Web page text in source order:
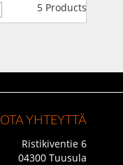
5 Products
OTA YHTEYTTÄ
Ristikiventie 6
04300 Tuusula